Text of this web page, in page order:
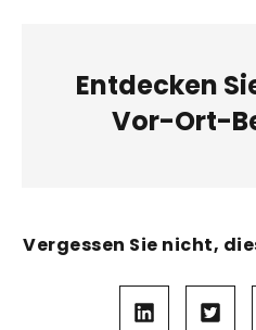
Entdecken
Vor-Ort-
Vergessen Sie nicht,